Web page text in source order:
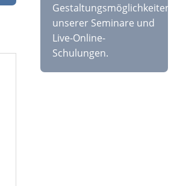
Gestaltungsmöglichkeiten
unserer Seminare und
Live-Online-
Schulungen.